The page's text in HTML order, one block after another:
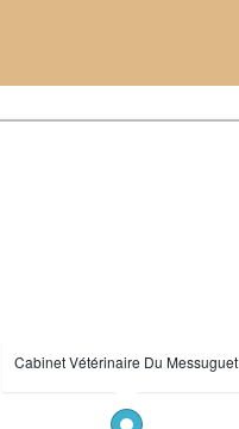
Cabinet Vétérinaire Du Messuguet